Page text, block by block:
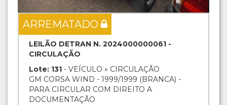
ARREMATADO
LEILÃO DETRAN N. 2024000000061 -
CIRCULAÇÃO
Lote: 131 - VEÍCULO » CIRCULAÇÃO
GM CORSA WIND - 1999/1999 (BRANCA) -
PARA CIRCULAR COM DIREITO A
DOCUMENTAÇÃO